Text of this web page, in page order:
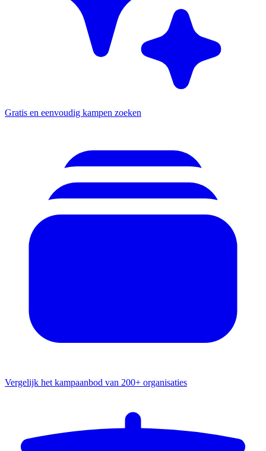
Gratis en eenvoudig kampen zoeken
Vergelijk het kampaanbod van 200+ organisaties